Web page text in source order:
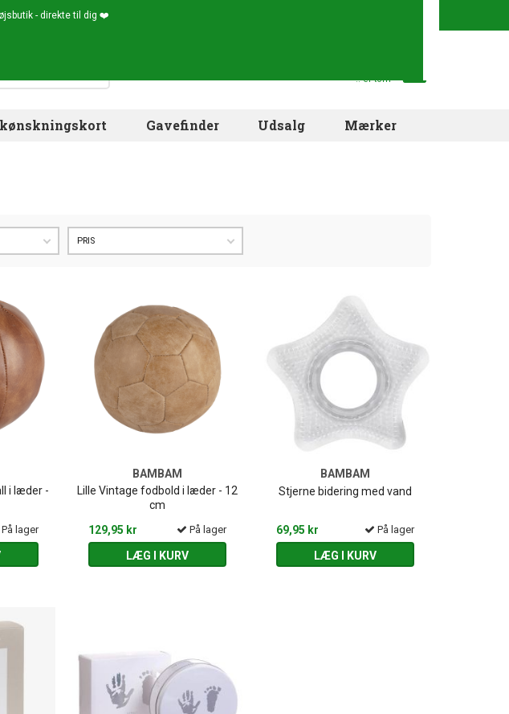
- direkte til dig ❤️
.. er tom
Gavefinder Udsalg Mærker
PRIS
i læder -
På lager
BAMBAM
Lille Vintage fodbold i læder - 12
cm
129,95 kr
På lager
LÆG I KURV
BAMBAM
Stjerne bidering med vand
69,95 kr På lager
LÆG I KURV